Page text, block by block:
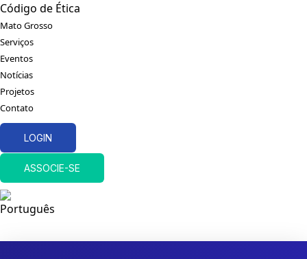
Código de Ética
Mato Grosso
Serviços
Eventos
Notícias
Projetos
Contato
LOGIN
ASSOCIE-SE